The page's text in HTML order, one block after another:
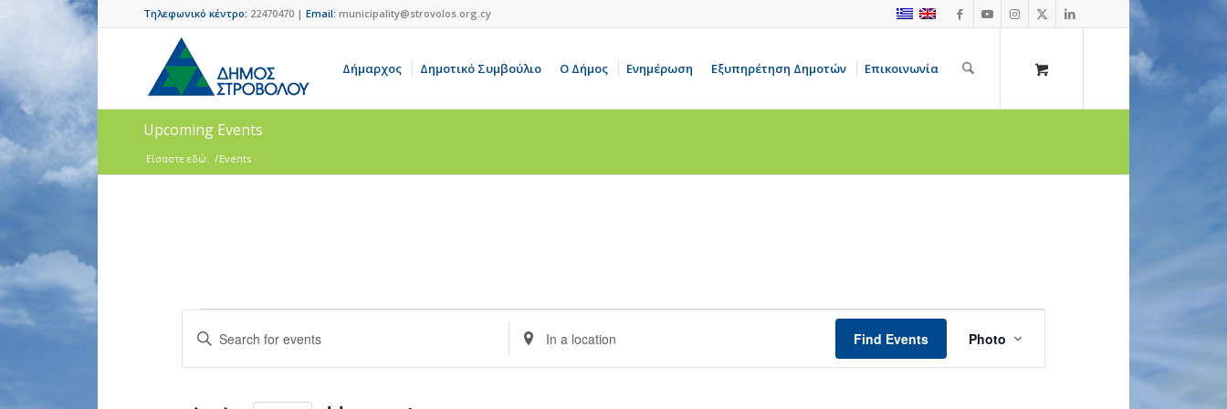
Τηλεφωνικό κέντρο: 22470470 | Email: municipality@strovolos.org.cy
Δήμαρχος Δημοτικό Συμβούλιο Ο Δήμος Ενημέρωση Εξυπηρέτηση Δημοτών Επικοινωνία
Upcoming Events
Είσαστε εδώ: /Events
Events
Search
and
Enter
Keyword.
Search
Enter
Location.
Search
Find Events
Views
Photo